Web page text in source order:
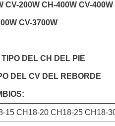
CV-200W CH-400W CV-
CV-3700W
DEL CH DEL PIE
DEL CV DEL REBORDE
15 CH18-20 CH18-25 CH18-